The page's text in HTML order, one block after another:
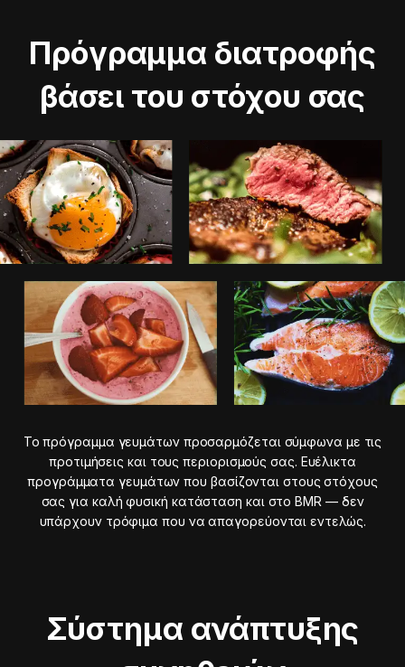
Πρόγραμμα διατροφής
βάσει του στόχου σας
Το πρόγραμμα γευμάτων προσαρμόζεται σύμφωνα με τις
προτιμήσεις και τους περιορισμούς σας. Ευέλικτα
προγράμματα γευμάτων που βασίζονται στους στόχους
σας για καλή φυσική κατάσταση και στο BMR — δεν
υπάρχουν τρόφιμα που να απαγορεύονται εντελώς.
Σύστημα ανάπτυξης